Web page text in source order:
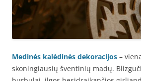
Medinės kalėdinės dekoracijos –
skoningiausių šventinių madų.